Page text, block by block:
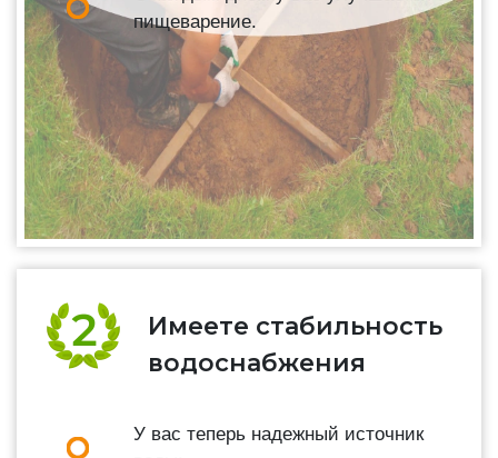
пищеварение.
Имеете стабильность
водоснабжения
У вас теперь надежный источник